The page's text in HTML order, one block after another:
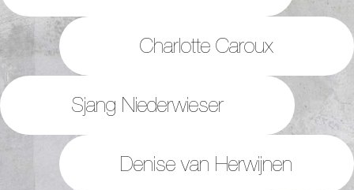
Charlotte Caroux
Sjang Niederwieser
Denise van Herwijnen